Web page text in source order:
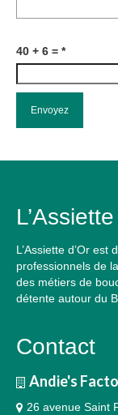
40 + 6 = *
L’Assiette
L’Assiette d’Or
professionnels de
des métiers de
détente autour du
Contact
Andie's
26 avenue Saint